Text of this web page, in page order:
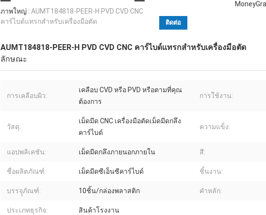
ภาพใหญ่ : AUMT184818-PEER-H PVD CVD CNC
คาร์ไบด์แทรกสำหรับเครื่องมือตัด
ติดต่อ
AUMT184818-PEER-H PVD CVD CNC คาร์ไบด์แทรกสำหรับเครื่องมือตัด
ลักษณะ
การเคลือบผิว:
เคลือบ CVD หรือ PVD หรือตามที่คุณ
ต้องการ
การใช้งาน:
วัสดุ:
เม็ดมีด CNC เครื่องมือตัดเม็ดมีดกลึง
คาร์ไบด์
ความแข็ง:
แอปพลิเคชัน: เม็ดมีดกลึงภายนอกภายใน สี:
ชื่อผลิตภัณฑ์: เม็ดมีดซีเอ็นซีคาร์ไบด์ ชิ้นงาน:
บรรจุุภัณฑ์: 10ชิ้น/กล่องพลาสติก คำหลัก:
ประเภทธุรกิจ: สินค้าโรงงาน